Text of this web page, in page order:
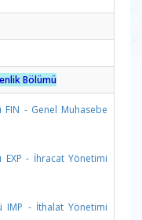
Bölümü
FIN - Genel Muhasebe
EXP - İhracat Yönetimi
IMP - İthalat Yönetimi